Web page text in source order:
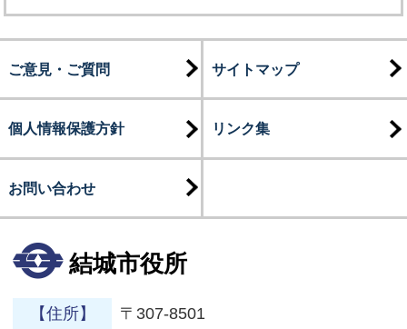
ご意見・ご質問 サイトマップ
個人情報保護方針 リンク集
お問い合わせ
結城市役所
【住所】 〒307-8501